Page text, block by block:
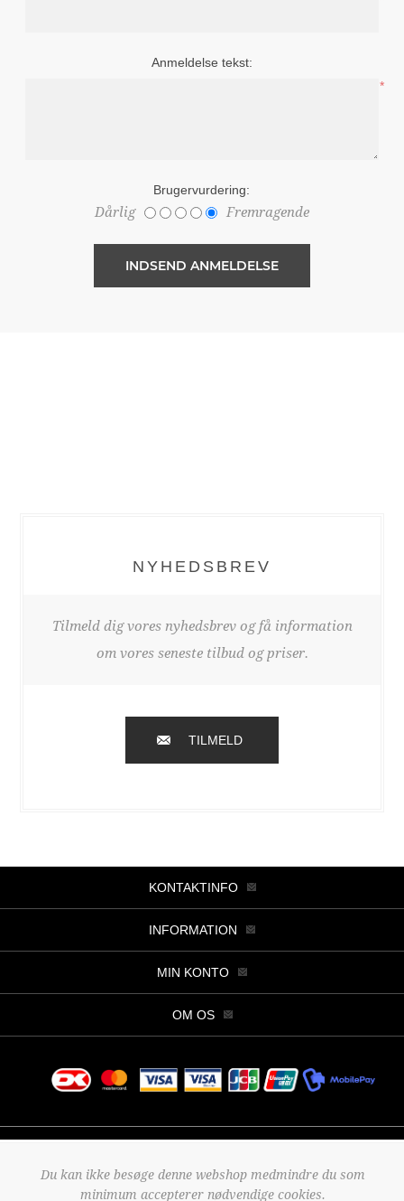
Anmeldelse tekst:
*
Brugervurdering:
Dårlig Fremragende
NYHEDSBREV
Tilmeld dig vores nyhedsbrev og få information
om vores seneste tilbud og priser.
TILMELD
KONTAKTINFO
INFORMATION
MIN KONTO
OM OS
Powered bynopCommerce
Du kan ikke besøge denne webshop medmindre du som
minimum accepterer nødvendige cookies.